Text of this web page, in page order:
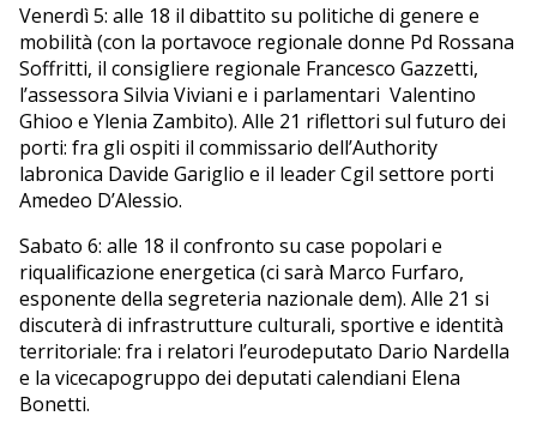
Venerdì 5: alle 18 il dibattito su politiche di genere e
mobilità (con la portavoce regionale donne Pd Rossana
Soffritti, il consigliere regionale Francesco Gazzetti,
l’assessora Silvia Viviani e i parlamentari Valentino
Ghioo e Ylenia Zambito). Alle 21 riflettori sul futuro dei
porti: fra gli ospiti il commissario dell’Authority
labronica Davide Gariglio e il leader Cgil settore porti
Amedeo D’Alessio.
Sabato 6: alle 18 il confronto su case popolari e
riqualificazione energetica (ci sarà Marco Furfaro,
esponente della segreteria nazionale dem). Alle 21 si
discuterà di infrastrutture culturali, sportive e identità
territoriale: fra i relatori l’eurodeputato Dario Nardella
e la vicecapogruppo dei deputati calendiani Elena
Bonetti.